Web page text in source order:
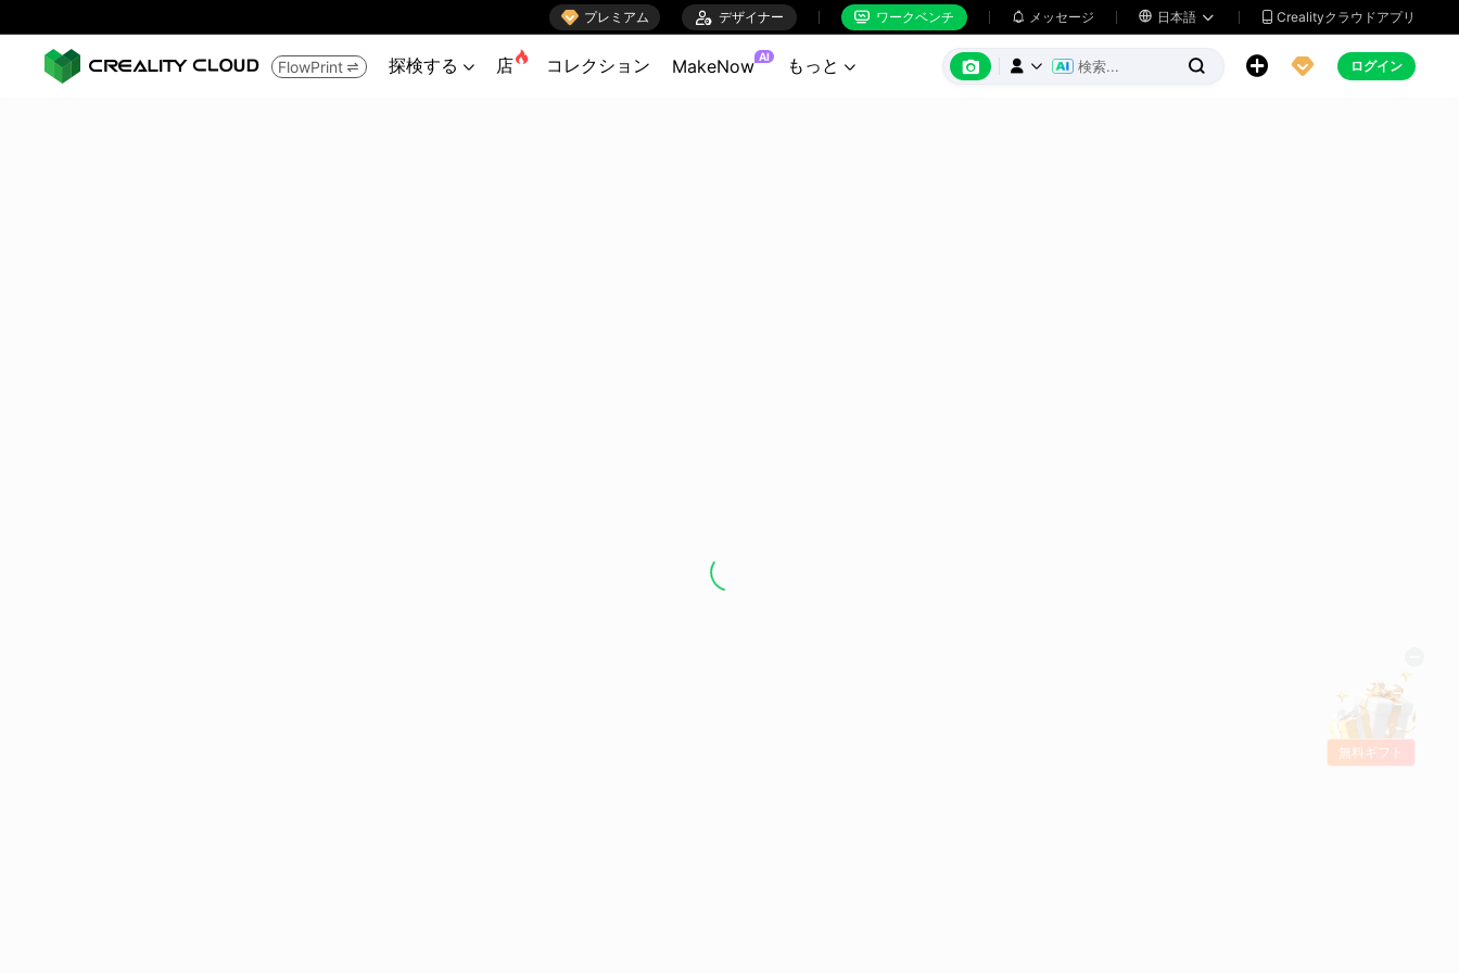
 プレミアム  デザイナー  ワークベンチ  メッセージ  日本語   Crealityクラウドアプリ
FlowPrint  探検する  店 コレクション MakeNow AI もっと        ログイン
無料ギフト